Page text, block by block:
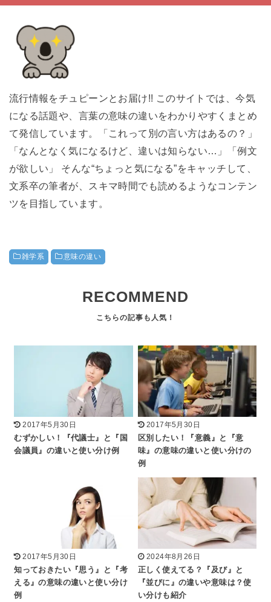
流行情報をチュピーンとお届け!! このサイトでは、今気
になる話題や、言葉の意味の違いをわかりやすくまとめ
て発信しています。「これって別の言い方はあるの？」
「なんとなく気になるけど、違いは知らない…」「例文
が欲しい」 そんな“ちょっと気になる”をキャッチして、
文系卒の筆者が、スキマ時間でも読めるようなコンテン
ツを目指しています。
雑学系 意味の違い
RECOMMEND
2017年5月30日
むずかしい！『代議士』と『国
会議員』の違いと使い分け例
2017年5月30日
区別したい！『意義』と『意
味』の意味の違いと使い分けの
例
2017年5月30日
知っておきたい『思う』と『考
える』の意味の違いと使い分け
例
2024年8月26日
正しく使えてる？『及び』と
『並びに』の違いや意味は？使
い分けも紹介